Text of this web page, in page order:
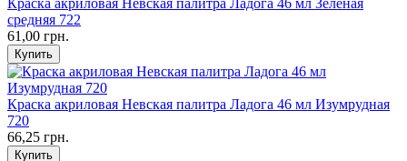
средняя 722
61,00 грн.
Краска акриловая Невская палитра Ладога 46 мл Изумрудная
720
66,25 грн.